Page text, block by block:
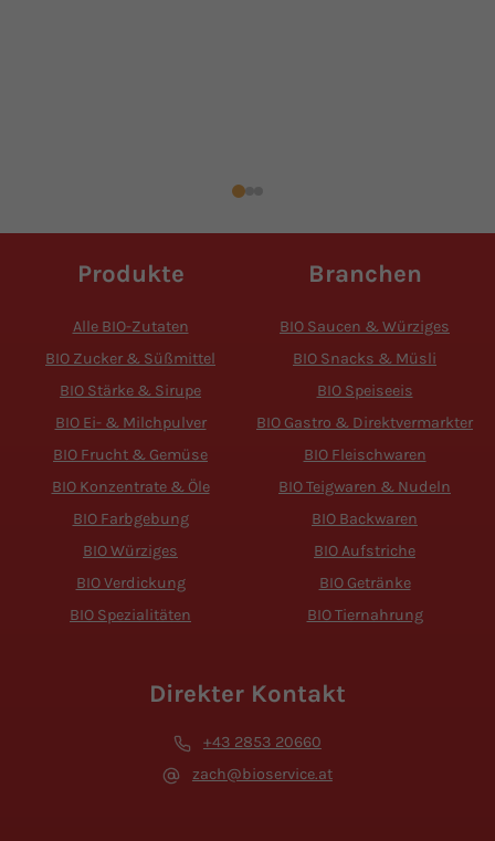
Produkte
Alle BIO-Zutaten
BIO Zucker & Süßmittel
BIO Stärke & Sirupe
BIO Ei- & Milchpulver
BIO Frucht & Gemüse
BIO Konzentrate & Öle
BIO Farbgebung
BIO Würziges
BIO Verdickung
BIO Spezialitäten
Branchen
BIO Saucen & Würziges
BIO Snacks & Müsli
BIO Speiseeis
BIO Gastro & Direktvermarkter
BIO Fleischwaren
BIO Teigwaren & Nudeln
BIO Backwaren
BIO Aufstriche
BIO Getränke
BIO Tiernahrung
Direkter Kontakt
+43 2853 20660
zach@bioservice.at